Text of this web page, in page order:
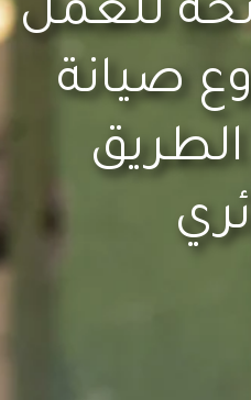
للعمل
صيانة